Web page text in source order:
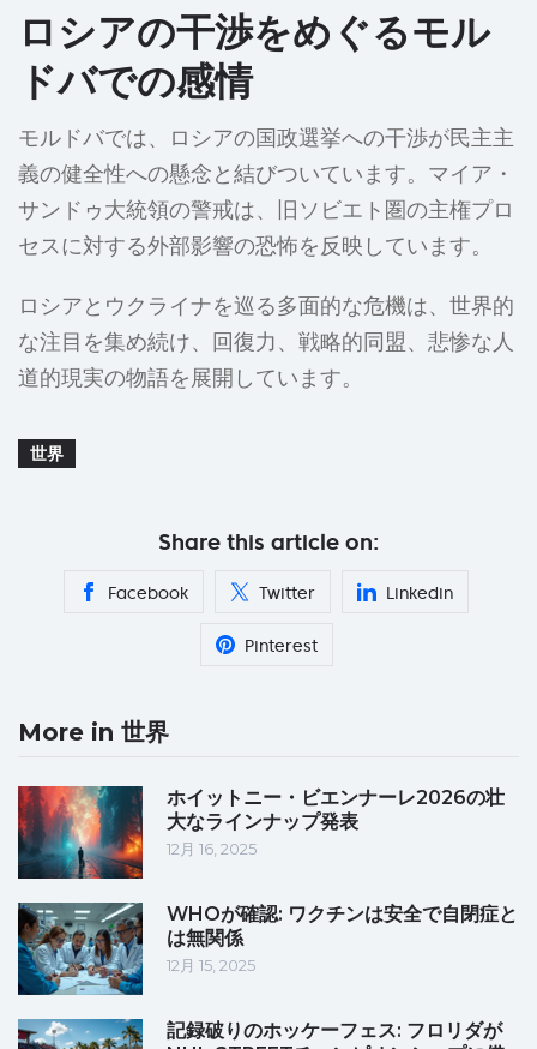
ロシアの干渉をめぐるモル
ドバでの感情
モルドバでは、ロシアの国政選挙への干渉が民主主
義の健全性への懸念と結びついています。マイア・
サンドゥ大統領の警戒は、旧ソビエト圏の主権プロ
セスに対する外部影響の恐怖を反映しています。
ロシアとウクライナを巡る多面的な危機は、世界的
な注目を集め続け、回復力、戦略的同盟、悲惨な人
道的現実の物語を展開しています。
世界
Share this article on:
Facebook Twitter Linkedin
Pinterest
More in 世界
ホイットニー・ビエンナーレ2026の壮
大なラインナップ発表
12月 16, 2025
WHOが確認: ワクチンは安全で自閉症と
は無関係
12月 15, 2025
記録破りのホッケーフェス: フロリダが